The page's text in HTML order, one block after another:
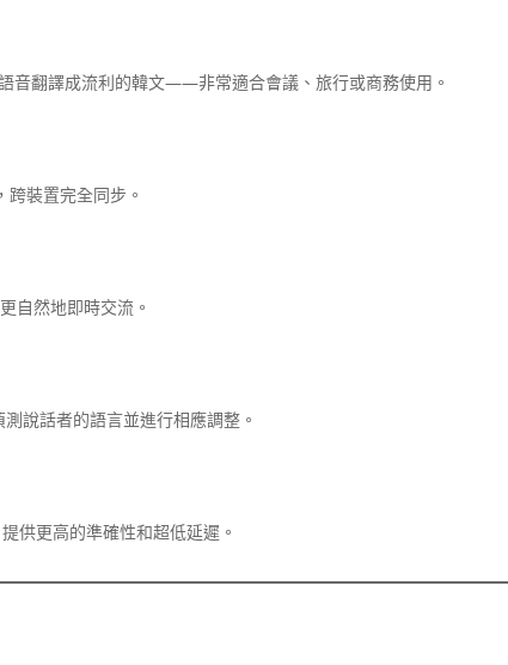
音翻譯成流利的韓文——非常適合會議、旅行或商務使用。
跨裝置完全同步。
自然地即時交流。
說話者的語言並進行相應調整。
提供更高的準確性和超低延遲。